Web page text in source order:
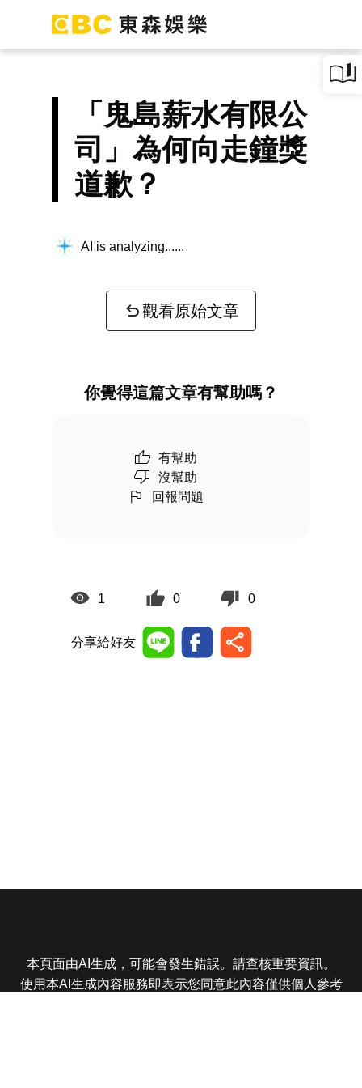
「鬼島薪水有限公
司」為何向走鐘獎
道歉？
AI is analyzing...
觀看原始文章
你覺得這篇文章有幫助嗎？
有幫助
沒幫助
回報問題
1 0 0
分享給好友
本頁面由AI生成，可能會發生錯誤。請查核重要資訊。
使用本AI生成內容服務即表示您同意此內容僅供個人參考